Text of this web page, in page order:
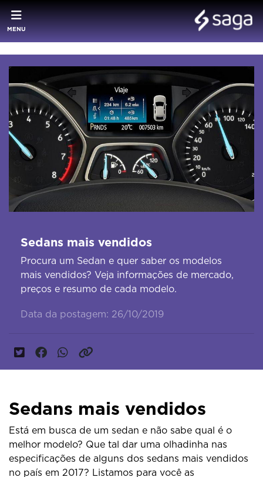
MENU
Sedans mais vendidos
Procura um Sedan e quer saber os modelos
mais vendidos? Veja informações de mercado,
preços e resumo de cada modelo.
Data da postagem: 26/10/2019
Sedans mais vendidos
Está em busca de um sedan e não sabe qual é o
melhor modelo? Que tal dar uma olhadinha nas
especificações de alguns dos sedans mais vendidos
no país em 2017? Listamos para você as